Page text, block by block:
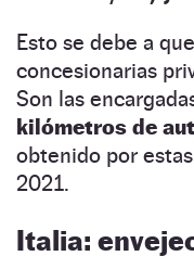
Esto se debe a
concesionarias
Son las
kilómetros de
obtenido por
2021.
Italia: